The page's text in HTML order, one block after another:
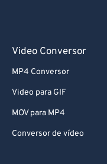
Video Conversor
MP4 Conversor
Video para GIF
MOV para MP4
Conversor de vídeo